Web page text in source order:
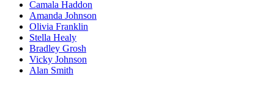
Camala Haddon
Amanda Johnson
Olivia Franklin
Stella Healy
Bradley Grosh
Vicky Johnson
Alan Smith